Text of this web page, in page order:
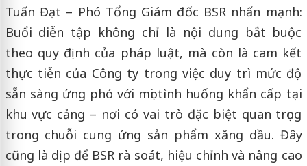
Tuấn Đạt – Phó Tổng Giám đốc BSR nhấn mạnh:
Buổi diễn tập không chỉ là nội dung bắt buộc
theo quy định của pháp luật, mà còn là cam kết
thực tiễn của Công ty trong việc duy trì mức độ
sẵn sàng ứng phó với mọi tình huống khẩn cấp tại
khu vực cảng – nơi có vai trò đặc biệt quan trọng
trong chuỗi cung ứng sản phẩm xăng dầu. Đây
cũng là dịp để BSR rà soát, hiệu chỉnh và nâng cao